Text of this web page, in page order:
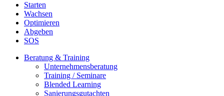
Starten
Wachsen
Optimieren
Abgeben
SOS
Beratung & Training
Unternehmens­beratung
Training / Seminare
Blended Learning
Sanierungs­gutachten